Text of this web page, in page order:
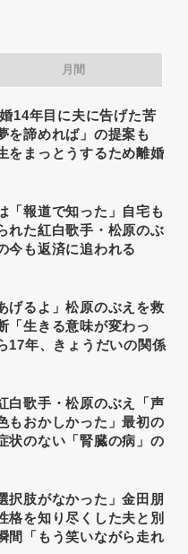
月間
14年目に夫に告げた苦
を諦めれば」の提案も
をまっとうするため離婚
「報道で知った」自宅も
れた紅白歌手・松原のぶ
今も返済に追われる
げるよ」松原のぶえを救
「生きる意味が変わっ
17年、きょうだいの関係
白歌手・松原のぶえ「声
もおかしかった」最初の
状のない「腎臓の病」の
択肢がなかった」金田朋
格を知り尽くした夫と別
間「もう笑いながら走れ